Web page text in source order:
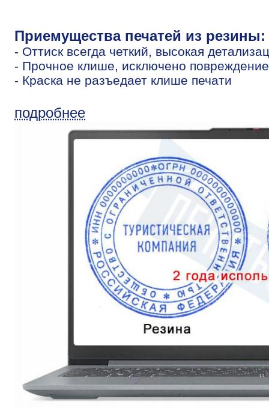
Приемущества печатей из резины:
- Оттиск всегда четкий, высокая
- Прочное клише, исключено
- Краска не разъедает клише печати
подробнее